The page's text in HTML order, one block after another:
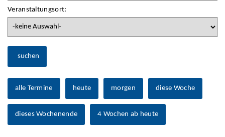
Veranstaltungsort:
suchen
alle Termine heute morgen diese Woche
dieses Wochenende 4 Wochen ab heute